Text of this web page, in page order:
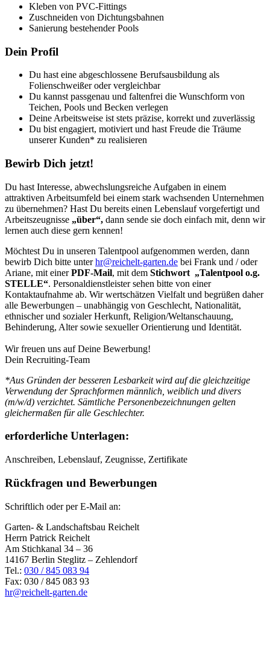
Kleben von PVC-Fittings
Zuschneiden von Dichtungsbahnen
Sanierung bestehender Pools
Dein Profil
Du hast eine abgeschlossene Berufsausbildung als
Folienschweißer oder vergleichbar
Du kannst passgenau und faltenfrei die Wunschform von
Teichen, Pools und Becken verlegen
Deine Arbeitsweise ist stets präzise, korrekt und zuverlässig
Du bist engagiert, motiviert und hast Freude die Träume
unserer Kunden* zu realisieren
Bewirb Dich jetzt!
Du hast Interesse, abwechslungsreiche Aufgaben in einem
attraktiven Arbeitsumfeld bei einem stark wachsenden Unternehmen
zu übernehmen? Hast Du bereits einen Lebenslauf vorgefertigt und
Arbeitszeugnisse „über“, dann sende sie doch einfach mit, denn wir
lernen auch diese gern kennen!
Möchtest Du in unseren Talentpool aufgenommen werden, dann
bewirb Dich bitte unterhr@reichelt-garten.de bei Frank und / oder
Ariane, mit einerPDF-Mail, mit dem Stichwort „Talentpool o.g.
STELLE“. Personaldienstleister sehen bitte von einer
Kontaktaufnahme ab. Wir wertschätzen Vielfalt und begrüßen daher
alle Bewerbungen – unabhängig von Geschlecht, Nationalität,
ethnischer und sozialer Herkunft, Religion/Weltanschauung,
Behinderung, Alter sowie sexueller Orientierung und Identität.
Wir freuen uns auf Deine Bewerbung!
Dein Recruiting-Team
*Aus Gründen der besseren Lesbarkeit wird auf die gleichzeitige
Verwendung der Sprachformen männlich, weiblich und divers
(m/w/d) verzichtet. Sämtliche Personenbezeichnungen gelten
gleichermaßen für alle Geschlechter.
erforderliche Unterlagen:
Anschreiben, Lebenslauf, Zeugnisse, Zertifikate
Rückfragen und Bewerbungen
Schriftlich oder per E-Mail an:
Garten- & Landschaftsbau Reichelt
Herrn Patrick Reichelt
Am Stichkanal 34 – 36
14167 Berlin Steglitz – Zehlendorf
Tel.: 030 / 845 083 94
Fax: 030 / 845 083 93
hr@reichelt-garten.de